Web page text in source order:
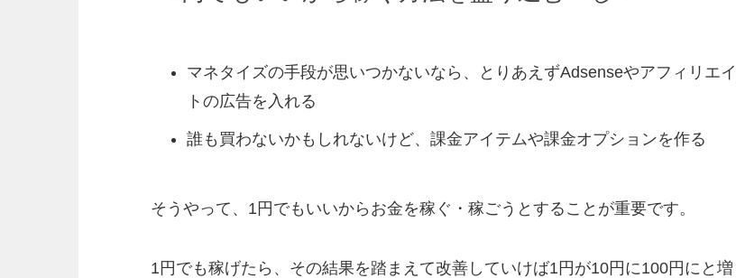
マネタイズの手段が思いつかないなら、とりあえずAdsenseやアフィリエイ
トの広告を入れる
誰も買わないかもしれないけど、課金アイテムや課金オプションを作る
そうやって、1円でもいいからお金を稼ぐ・稼ごうとすることが重要です。
1円でも稼げたら、その結果を踏まえて改善していけば1円が10円に100円にと増